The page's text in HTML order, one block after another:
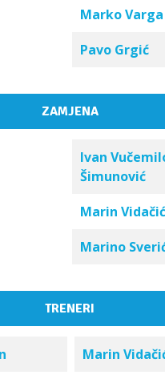
Marko Varga
Pavo Grgić
ZAMJENA
Ivan
Šimunović
Marin Vidačić
Marino
TRENERI
Marin